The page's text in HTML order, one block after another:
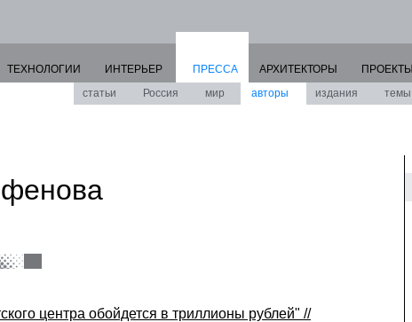
ТЕХНОЛОГИИ ИНТЕРЬЕР
ПРЕССА
статьи
Россия мир авторы издания темы
АРХИТЕКТОРЫ ПРОЕКТЫ
центра обойдется в триллионы рублей" //